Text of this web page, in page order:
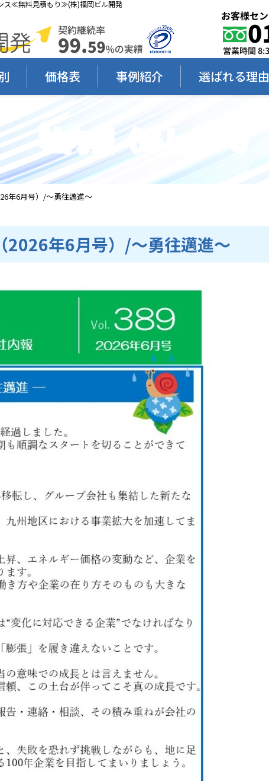
ス≪無料見積もり≫(株)福岡ビル開発
価格表 事例紹介 選ばれる理由
社内報（あしたへ）
年6月号）/～勇往邁進～
年6月号）/～勇往邁進～